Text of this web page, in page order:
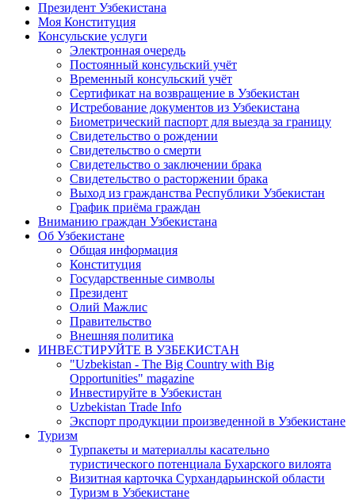
Президент Узбекистана
Моя Конституция
Консульские услуги
Электронная очередь
Постоянный консульский учёт
Временный консульский учёт
Сертификат на возвращение в Узбекистан
Истребование документов из Узбекистана
Биометрический паспорт для выезда за границу
Свидетельство о рождении
Свидетельство о смерти
Свидетельство о заключении брака
Свидетельство о расторжении брака
Выход из гражданства Республики Узбекистан
График приёма граждан
Вниманию граждан Узбекистана
Об Узбекистане
Общая информация
Конституция
Государственные символы
Президент
Олий Мажлис
Правительство
Внешняя политика
ИНВЕСТИРУЙТЕ В УЗБЕКИСТАН
"Uzbekistan - The Big Country with Big
Opportunities" magazine
Инвестируйте в Узбекистан
Uzbekistan Trade Info
Экспорт продукции произведенной в Узбекистане
Туризм
Турпакеты и материаллы касательно
туристического потенциала Бухарского вилоята
Визитная карточка Сурхандарьинской области
Туризм в Узбекистане